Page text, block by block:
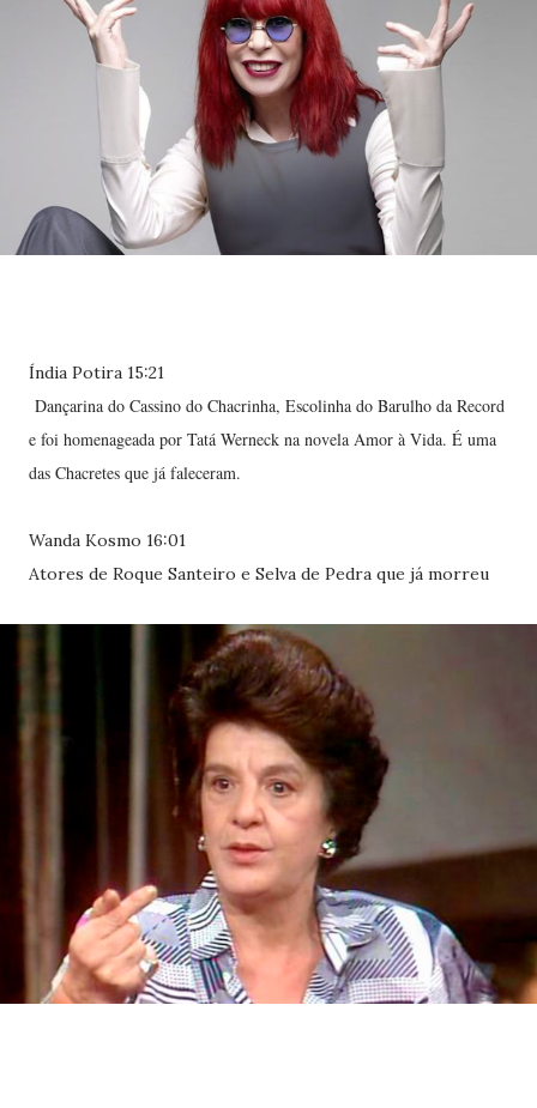
Índia Potira 15:21
Dançarina do Cassino do Chacrinha, Escolinha do Barulho da Record
e foi homenageada por Tatá Werneck na novela Amor à Vida. É uma
das Chacretes que já faleceram.
Wanda Kosmo 16:01
Atores de Roque Santeiro e Selva de Pedra que já morreu